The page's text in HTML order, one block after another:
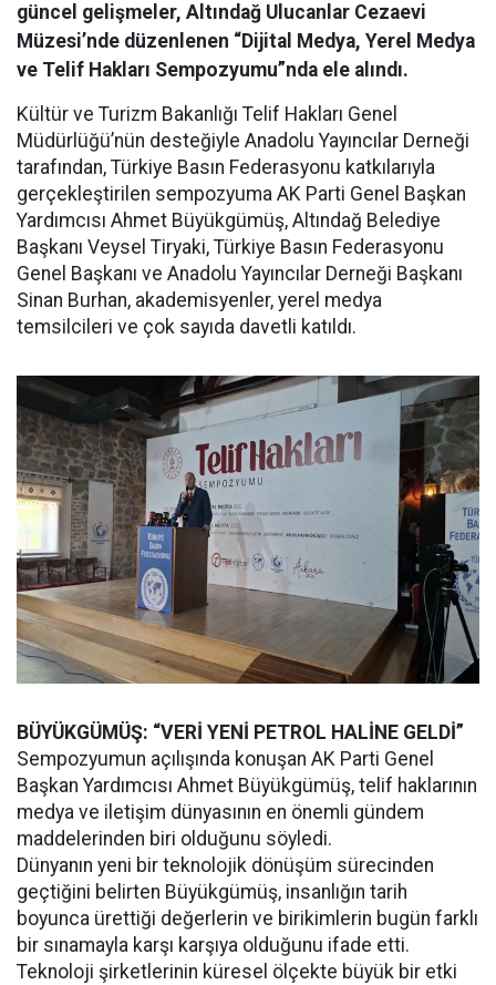
güncel gelişmeler, Altındağ Ulucanlar Cezaevi
Müzesi’nde düzenlenen “Dijital Medya, Yerel Medya
ve Telif Hakları Sempozyumu”nda ele alındı.
Kültür ve Turizm Bakanlığı Telif Hakları Genel
Müdürlüğü’nün desteğiyle Anadolu Yayıncılar Derneği
tarafından, Türkiye Basın Federasyonu katkılarıyla
gerçekleştirilen sempozyuma AK Parti Genel Başkan
Yardımcısı Ahmet Büyükgümüş, Altındağ Belediye
Başkanı Veysel Tiryaki, Türkiye Basın Federasyonu
Genel Başkanı ve Anadolu Yayıncılar Derneği Başkanı
Sinan Burhan, akademisyenler, yerel medya
temsilcileri ve çok sayıda davetli katıldı.
BÜYÜKGÜMÜŞ: “VERİ YENİ PETROL HALİNE GELDİ”
Sempozyumun açılışında konuşan AK Parti Genel
Başkan Yardımcısı Ahmet Büyükgümüş, telif haklarının
medya ve iletişim dünyasının en önemli gündem
maddelerinden biri olduğunu söyledi.
Dünyanın yeni bir teknolojik dönüşüm sürecinden
geçtiğini belirten Büyükgümüş, insanlığın tarih
boyunca ürettiği değerlerin ve birikimlerin bugün farklı
bir sınamayla karşı karşıya olduğunu ifade etti.
Teknoloji şirketlerinin küresel ölçekte büyük bir etki